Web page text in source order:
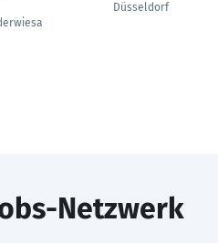
Düsseldorf
Netzwerk